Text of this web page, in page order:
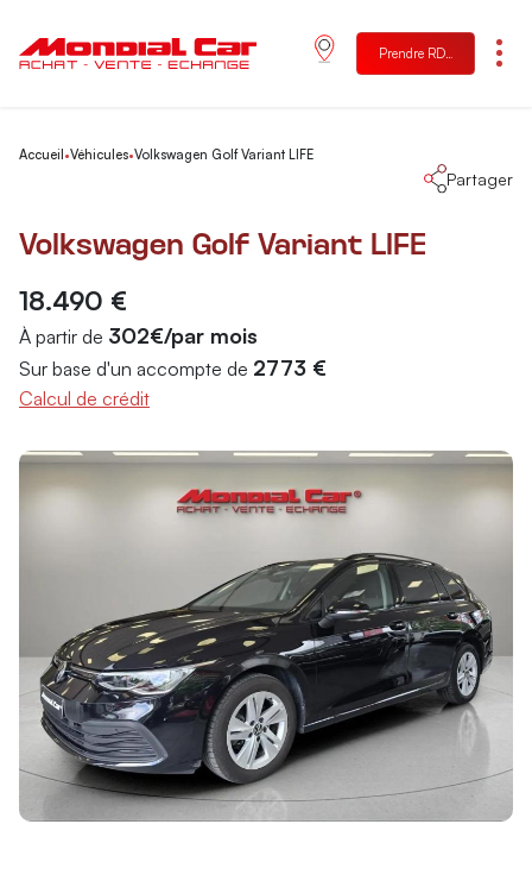
Prendre RDV
Menu
Accueil •Véhicules•Volkswagen Golf Variant LIFE
Partager
Volkswagen Golf Variant LIFE
18.490 €
À partir de 302€/par mois
Sur base d'un accompte de 2773 €
Calcul de crédit